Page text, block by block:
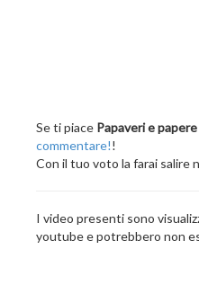
Se ti piace Papaveri e papere
commentare!!
Con il tuo voto la farai salire
I video presenti sono
youtube e potrebbero non